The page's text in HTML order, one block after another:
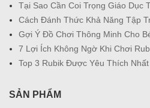
Tại Sao Cần Coi Trọng Giáo Dục
Cách Đánh Thức Khả Năng Tập
Gợi Ý Đồ Chơi Thông Minh Cho
7 Lợi Ích Không Ngờ Khi Chơi
Top 3 Rubik Được Yêu Thích
SẢN PHẨM